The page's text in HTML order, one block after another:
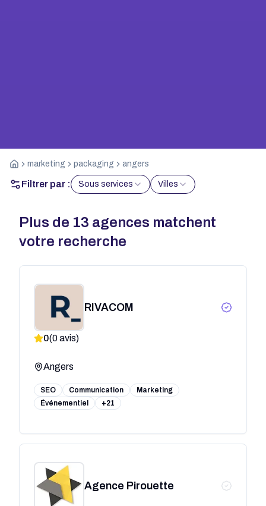
marketing packaging angers
Filtrer par : Sous services Villes
Plus de 13 agences matchent
votre recherche
RIVACOM
0(0avis)
Angers
SEO Communication
Marketing
Événementiel
+21
Agence Pirouette